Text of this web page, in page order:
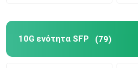
10G ενότητα SFP (79)